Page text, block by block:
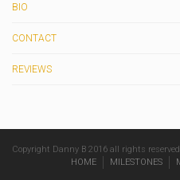
BIO
CONTACT
REVIEWS
Copyright Danny B 2016 all rights
HOME
MILESTONES